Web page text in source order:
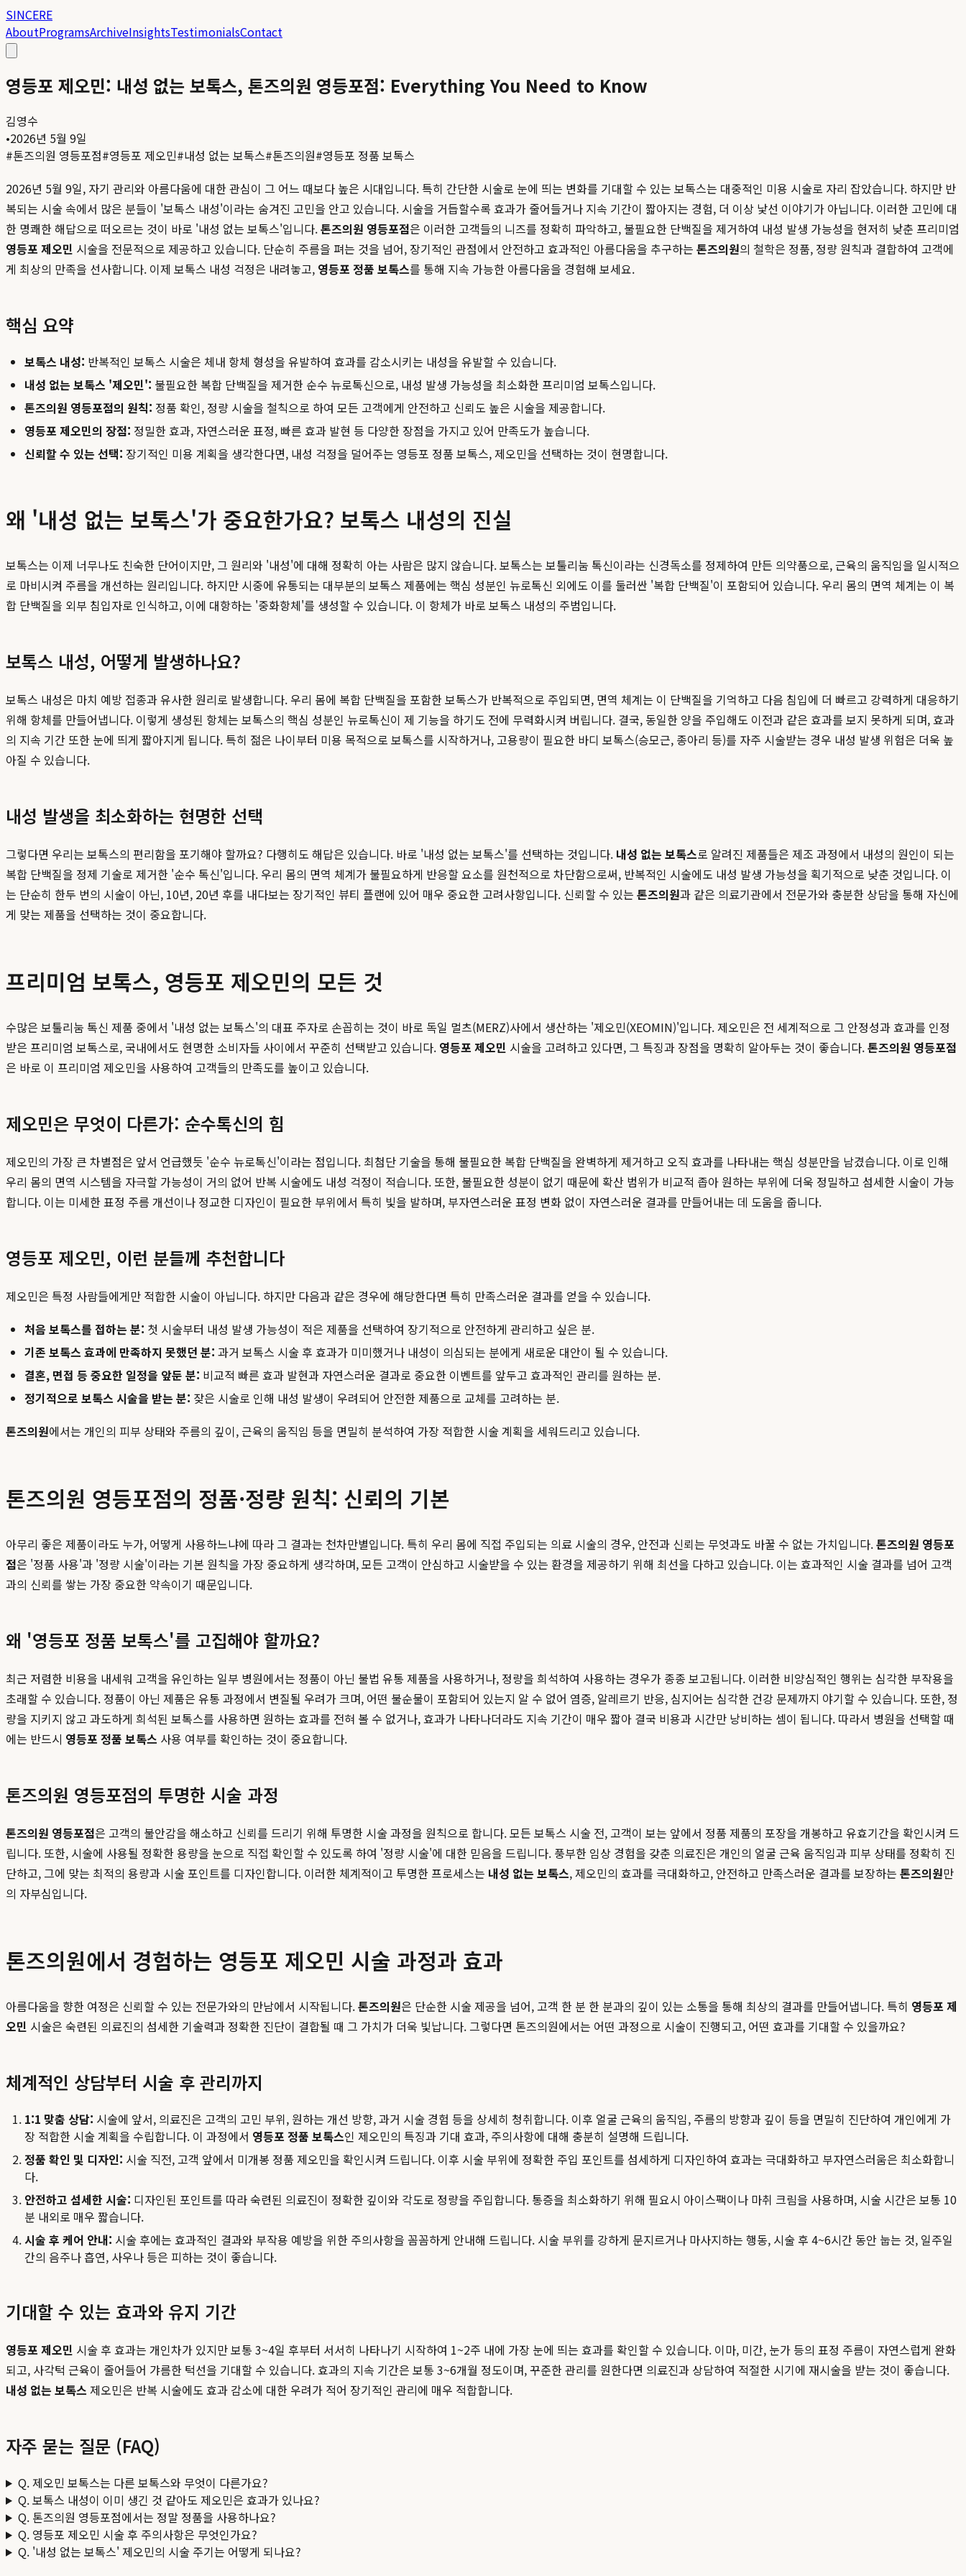
SINCERE
AboutProgramsArchiveInsightsTestimonialsContact
영등포 제오민: 내성 없는 보톡스, 톤즈의원 영등포점: Everything You Need to Know
김영수
•2026년 5월 9일
#톤즈의원 영등포점#영등포 제오민#내성 없는 보톡스#톤즈의원#영등포 정품 보톡스
2026년 5월 9일, 자기 관리와 아름다움에 대한 관심이 그 어느 때보다 높은 시대입니다. 특히 간단한 시술로 눈에 띄는 변화를 기대할 수 있는 보톡스는 대중적인 미용 시술로 자리 잡았습니다. 하지만 반
복되는 시술 속에서 많은 분들이 '보톡스 내성'이라는 숨겨진 고민을 안고 있습니다. 시술을 거듭할수록 효과가 줄어들거나 지속 기간이 짧아지는 경험, 더 이상 낯선 이야기가 아닙니다. 이러한 고민에 대
한 명쾌한 해답으로 떠오르는 것이 바로 '내성 없는 보톡스'입니다.톤즈의원 영등포점은 이러한 고객들의 니즈를 정확히 파악하고, 불필요한 단백질을 제거하여 내성 발생 가능성을 현저히 낮춘 프리미엄
영등포 제오민 시술을 전문적으로 제공하고 있습니다. 단순히 주름을 펴는 것을 넘어, 장기적인 관점에서 안전하고 효과적인 아름다움을 추구하는 톤즈의원의 철학은 정품, 정량 원칙과 결합하여 고객에
게 최상의 만족을 선사합니다. 이제 보톡스 내성 걱정은 내려놓고, 영등포 정품 보톡스를 통해 지속 가능한 아름다움을 경험해 보세요.
핵심 요약
보톡스 내성: 반복적인 보톡스 시술은 체내 항체 형성을 유발하여 효과를 감소시키는 내성을 유발할 수 있습니다.
내성 없는 보톡스 '제오민': 불필요한 복합 단백질을 제거한 순수 뉴로톡신으로, 내성 발생 가능성을 최소화한 프리미엄 보톡스입니다.
톤즈의원 영등포점의 원칙: 정품 확인, 정량 시술을 철칙으로 하여 모든 고객에게 안전하고 신뢰도 높은 시술을 제공합니다.
영등포 제오민의 장점: 정밀한 효과, 자연스러운 표정, 빠른 효과 발현 등 다양한 장점을 가지고 있어 만족도가 높습니다.
신뢰할 수 있는 선택: 장기적인 미용 계획을 생각한다면, 내성 걱정을 덜어주는 영등포 정품 보톡스, 제오민을 선택하는 것이 현명합니다.
왜 '내성 없는 보톡스'가 중요한가요? 보톡스 내성의 진실
보톡스는 이제 너무나도 친숙한 단어이지만, 그 원리와 '내성'에 대해 정확히 아는 사람은 많지 않습니다. 보톡스는 보툴리눔 톡신이라는 신경독소를 정제하여 만든 의약품으로, 근육의 움직임을 일시적으
로 마비시켜 주름을 개선하는 원리입니다. 하지만 시중에 유통되는 대부분의 보톡스 제품에는 핵심 성분인 뉴로톡신 외에도 이를 둘러싼 '복합 단백질'이 포함되어 있습니다. 우리 몸의 면역 체계는 이 복
합 단백질을 외부 침입자로 인식하고, 이에 대항하는 '중화항체'를 생성할 수 있습니다. 이 항체가 바로 보톡스 내성의 주범입니다.
보톡스 내성, 어떻게 발생하나요?
보톡스 내성은 마치 예방 접종과 유사한 원리로 발생합니다. 우리 몸에 복합 단백질을 포함한 보톡스가 반복적으로 주입되면, 면역 체계는 이 단백질을 기억하고 다음 침입에 더 빠르고 강력하게 대응하기
위해 항체를 만들어냅니다. 이렇게 생성된 항체는 보톡스의 핵심 성분인 뉴로톡신이 제 기능을 하기도 전에 무력화시켜 버립니다. 결국, 동일한 양을 주입해도 이전과 같은 효과를 보지 못하게 되며, 효과
의 지속 기간 또한 눈에 띄게 짧아지게 됩니다. 특히 젊은 나이부터 미용 목적으로 보톡스를 시작하거나, 고용량이 필요한 바디 보톡스(승모근, 종아리 등)를 자주 시술받는 경우 내성 발생 위험은 더욱 높
아질 수 있습니다.
내성 발생을 최소화하는 현명한 선택
그렇다면 우리는 보톡스의 편리함을 포기해야 할까요? 다행히도 해답은 있습니다. 바로 '내성 없는 보톡스'를 선택하는 것입니다. 내성 없는 보톡스로 알려진 제품들은 제조 과정에서 내성의 원인이 되는
복합 단백질을 정제 기술로 제거한 '순수 톡신'입니다. 우리 몸의 면역 체계가 불필요하게 반응할 요소를 원천적으로 차단함으로써, 반복적인 시술에도 내성 발생 가능성을 획기적으로 낮춘 것입니다. 이
는 단순히 한두 번의 시술이 아닌, 10년, 20년 후를 내다보는 장기적인 뷰티 플랜에 있어 매우 중요한 고려사항입니다. 신뢰할 수 있는 톤즈의원과 같은 의료기관에서 전문가와 충분한 상담을 통해 자신에
게 맞는 제품을 선택하는 것이 중요합니다.
프리미엄 보톡스, 영등포 제오민의 모든 것
수많은 보툴리눔 톡신 제품 중에서 '내성 없는 보톡스'의 대표 주자로 손꼽히는 것이 바로 독일 멀츠(MERZ)사에서 생산하는 '제오민(XEOMIN)'입니다. 제오민은 전 세계적으로 그 안정성과 효과를 인정
받은 프리미엄 보톡스로, 국내에서도 현명한 소비자들 사이에서 꾸준히 선택받고 있습니다. 영등포 제오민 시술을 고려하고 있다면, 그 특징과 장점을 명확히 알아두는 것이 좋습니다.톤즈의원 영등포점
은 바로 이 프리미엄 제오민을 사용하여 고객들의 만족도를 높이고 있습니다.
제오민은 무엇이 다른가: 순수톡신의 힘
제오민의 가장 큰 차별점은 앞서 언급했듯 '순수 뉴로톡신'이라는 점입니다. 최첨단 기술을 통해 불필요한 복합 단백질을 완벽하게 제거하고 오직 효과를 나타내는 핵심 성분만을 남겼습니다. 이로 인해
우리 몸의 면역 시스템을 자극할 가능성이 거의 없어 반복 시술에도 내성 걱정이 적습니다. 또한, 불필요한 성분이 없기 때문에 확산 범위가 비교적 좁아 원하는 부위에 더욱 정밀하고 섬세한 시술이 가능
합니다. 이는 미세한 표정 주름 개선이나 정교한 디자인이 필요한 부위에서 특히 빛을 발하며, 부자연스러운 표정 변화 없이 자연스러운 결과를 만들어내는 데 도움을 줍니다.
영등포 제오민, 이런 분들께 추천합니다
제오민은 특정 사람들에게만 적합한 시술이 아닙니다. 하지만 다음과 같은 경우에 해당한다면 특히 만족스러운 결과를 얻을 수 있습니다.
처음 보톡스를 접하는 분: 첫 시술부터 내성 발생 가능성이 적은 제품을 선택하여 장기적으로 안전하게 관리하고 싶은 분.
기존 보톡스 효과에 만족하지 못했던 분: 과거 보톡스 시술 후 효과가 미미했거나 내성이 의심되는 분에게 새로운 대안이 될 수 있습니다.
결혼, 면접 등 중요한 일정을 앞둔 분: 비교적 빠른 효과 발현과 자연스러운 결과로 중요한 이벤트를 앞두고 효과적인 관리를 원하는 분.
정기적으로 보톡스 시술을 받는 분: 잦은 시술로 인해 내성 발생이 우려되어 안전한 제품으로 교체를 고려하는 분.
톤즈의원에서는 개인의 피부 상태와 주름의 깊이, 근육의 움직임 등을 면밀히 분석하여 가장 적합한 시술 계획을 세워드리고 있습니다.
톤즈의원 영등포점의 정품·정량 원칙: 신뢰의 기본
아무리 좋은 제품이라도 누가, 어떻게 사용하느냐에 따라 그 결과는 천차만별입니다. 특히 우리 몸에 직접 주입되는 의료 시술의 경우, 안전과 신뢰는 무엇과도 바꿀 수 없는 가치입니다.톤즈의원 영등포
점은 '정품 사용'과 '정량 시술'이라는 기본 원칙을 가장 중요하게 생각하며, 모든 고객이 안심하고 시술받을 수 있는 환경을 제공하기 위해 최선을 다하고 있습니다. 이는 효과적인 시술 결과를 넘어 고객
과의 신뢰를 쌓는 가장 중요한 약속이기 때문입니다.
왜 '영등포 정품 보톡스'를 고집해야 할까요?
최근 저렴한 비용을 내세워 고객을 유인하는 일부 병원에서는 정품이 아닌 불법 유통 제품을 사용하거나, 정량을 희석하여 사용하는 경우가 종종 보고됩니다. 이러한 비양심적인 행위는 심각한 부작용을
초래할 수 있습니다. 정품이 아닌 제품은 유통 과정에서 변질될 우려가 크며, 어떤 불순물이 포함되어 있는지 알 수 없어 염증, 알레르기 반응, 심지어는 심각한 건강 문제까지 야기할 수 있습니다. 또한, 정
량을 지키지 않고 과도하게 희석된 보톡스를 사용하면 원하는 효과를 전혀 볼 수 없거나, 효과가 나타나더라도 지속 기간이 매우 짧아 결국 비용과 시간만 낭비하는 셈이 됩니다. 따라서 병원을 선택할 때
에는 반드시 영등포 정품 보톡스 사용 여부를 확인하는 것이 중요합니다.
톤즈의원 영등포점의 투명한 시술 과정
톤즈의원 영등포점은 고객의 불안감을 해소하고 신뢰를 드리기 위해 투명한 시술 과정을 원칙으로 합니다. 모든 보톡스 시술 전, 고객이 보는 앞에서 정품 제품의 포장을 개봉하고 유효기간을 확인시켜 드
립니다. 또한, 시술에 사용될 정확한 용량을 눈으로 직접 확인할 수 있도록 하여 '정량 시술'에 대한 믿음을 드립니다. 풍부한 임상 경험을 갖춘 의료진은 개인의 얼굴 근육 움직임과 피부 상태를 정확히 진
단하고, 그에 맞는 최적의 용량과 시술 포인트를 디자인합니다. 이러한 체계적이고 투명한 프로세스는 내성 없는 보톡스, 제오민의 효과를 극대화하고, 안전하고 만족스러운 결과를 보장하는 톤즈의원만
의 자부심입니다.
톤즈의원에서 경험하는 영등포 제오민 시술 과정과 효과
아름다움을 향한 여정은 신뢰할 수 있는 전문가와의 만남에서 시작됩니다.톤즈의원은 단순한 시술 제공을 넘어, 고객 한 분 한 분과의 깊이 있는 소통을 통해 최상의 결과를 만들어냅니다. 특히 영등포 제
오민 시술은 숙련된 의료진의 섬세한 기술력과 정확한 진단이 결합될 때 그 가치가 더욱 빛납니다. 그렇다면 톤즈의원에서는 어떤 과정으로 시술이 진행되고, 어떤 효과를 기대할 수 있을까요?
체계적인 상담부터 시술 후 관리까지
1:1 맞춤 상담: 시술에 앞서, 의료진은 고객의 고민 부위, 원하는 개선 방향, 과거 시술 경험 등을 상세히 청취합니다. 이후 얼굴 근육의 움직임, 주름의 방향과 깊이 등을 면밀히 진단하여 개인에게 가
장 적합한 시술 계획을 수립합니다. 이 과정에서 영등포 정품 보톡스인 제오민의 특징과 기대 효과, 주의사항에 대해 충분히 설명해 드립니다.
정품 확인 및 디자인: 시술 직전, 고객 앞에서 미개봉 정품 제오민을 확인시켜 드립니다. 이후 시술 부위에 정확한 주입 포인트를 섬세하게 디자인하여 효과는 극대화하고 부자연스러움은 최소화합니
다.
안전하고 섬세한 시술: 디자인된 포인트를 따라 숙련된 의료진이 정확한 깊이와 각도로 정량을 주입합니다. 통증을 최소화하기 위해 필요시 아이스팩이나 마취 크림을 사용하며, 시술 시간은 보통 10
분 내외로 매우 짧습니다.
시술 후 케어 안내: 시술 후에는 효과적인 결과와 부작용 예방을 위한 주의사항을 꼼꼼하게 안내해 드립니다. 시술 부위를 강하게 문지르거나 마사지하는 행동, 시술 후 4~6시간 동안 눕는 것, 일주일
간의 음주나 흡연, 사우나 등은 피하는 것이 좋습니다.
기대할 수 있는 효과와 유지 기간
영등포 제오민 시술 후 효과는 개인차가 있지만 보통 3~4일 후부터 서서히 나타나기 시작하여 1~2주 내에 가장 눈에 띄는 효과를 확인할 수 있습니다. 이마, 미간, 눈가 등의 표정 주름이 자연스럽게 완화
되고, 사각턱 근육이 줄어들어 갸름한 턱선을 기대할 수 있습니다. 효과의 지속 기간은 보통 3~6개월 정도이며, 꾸준한 관리를 원한다면 의료진과 상담하여 적절한 시기에 재시술을 받는 것이 좋습니다.
내성 없는 보톡스 제오민은 반복 시술에도 효과 감소에 대한 우려가 적어 장기적인 관리에 매우 적합합니다.
자주 묻는 질문 (FAQ)
Q. 제오민 보톡스는 다른 보톡스와 무엇이 다른가요?
Q. 보톡스 내성이 이미 생긴 것 같아도 제오민은 효과가 있나요?
Q. 톤즈의원 영등포점에서는 정말 정품을 사용하나요?
Q. 영등포 제오민 시술 후 주의사항은 무엇인가요?
Q. '내성 없는 보톡스' 제오민의 시술 주기는 어떻게 되나요?